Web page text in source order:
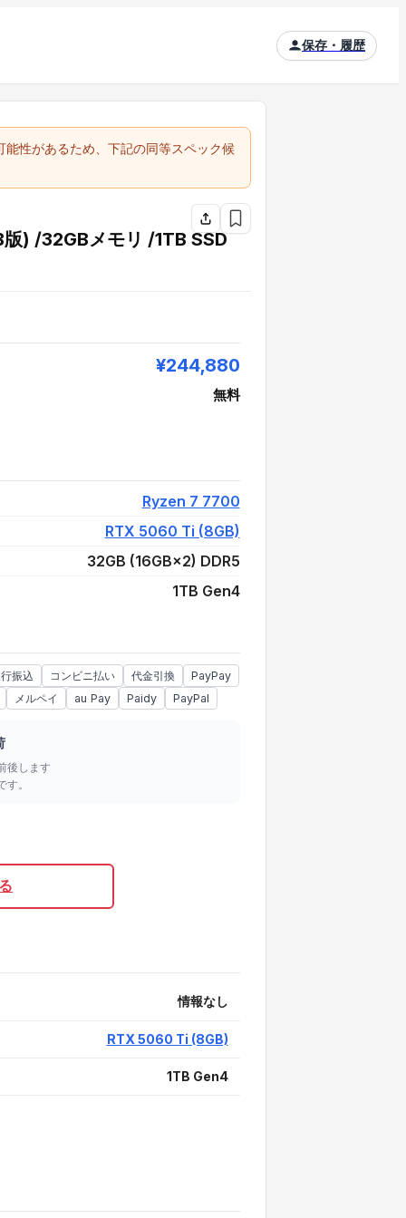
保存・履歴
性があるため、下記の同等スペック候
) /32GBメモリ /1TB SSD
¥244,880
無料
¥244,880
Ryzen 7 7700
RTX 5060 Ti (8GB)
32GB (16GB×2) DDR5
1TB Gen4
振込 コンビニ払い 代金引換
PayPay
メルペイ
au Pay Paidy PayPal
後します
。
情報なし
RTX 5060 Ti (8GB)
1TB Gen4